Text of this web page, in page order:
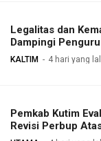
Legalitas dan
Dampingi
KALTIM 4 hari yang
Pemkab Kutim
Revisi Perbup